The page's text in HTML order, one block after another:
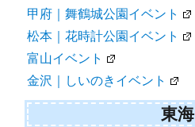
甲府｜舞鶴城公園イベント
松本｜花時計公園イベント
富山イベント
金沢｜しいのきイベント
東海